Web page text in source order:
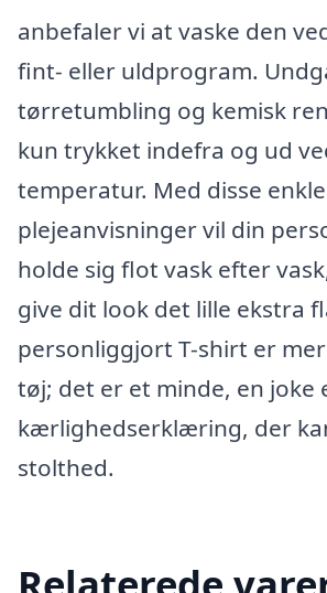
anbefaler vi at vaske den
fint- eller uldprogram.
tørretumbling og kemisk
kun trykket indefra og ud
temperatur. Med disse enkle
plejeanvisninger vil din
holde sig flot vask efter
give dit look det lille ekstra
personliggjort T-shirt er
tøj; det er et minde, en joke
kærlighedserklæring, der
stolthed.